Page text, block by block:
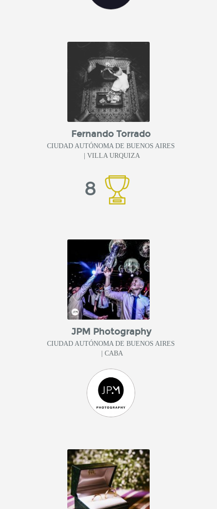
Fernando Torrado
CIUDAD AUTÓNOMA DE BUENOS AIRES
| VILLA URQUIZA
8
JPM Photography
CIUDAD AUTÓNOMA DE BUENOS AIRES
| CABA